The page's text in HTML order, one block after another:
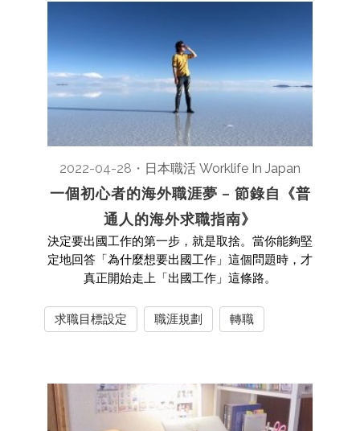
2022-04-28 ・ 日本職活 Worklife In Japan
一個初心者的海外職涯夢 – 節錄自《普
通人的海外求職指南》
決定要出國工作的第一步，就是取捨。當你能夠堅
定地回答「為什麼想要出國工作」這個問題時，才
真正開始走上「出國工作」這條路。
求職目標設定 職涯規劃 轉職